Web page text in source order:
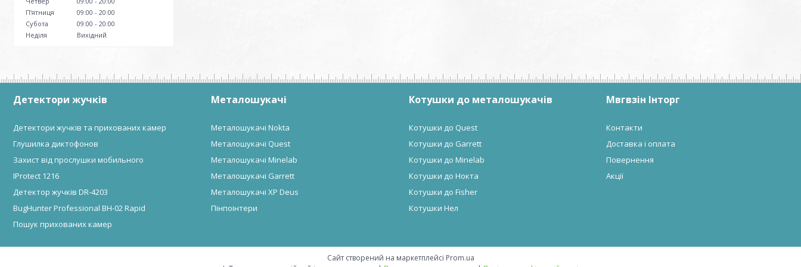
Пʼятниця
09:00
20:00
Субота
09:00
20:00
Неділя
Вихідний
Детектори жучків
Детектори жучків та прихованих камер
Глушилка диктофонов
Захист від прослушки мобильного
IProtect 1216
Детектор жучків DR-4203
BugHunter Professional BH-02 Rapid
Пошук прихованих камер
Металошукачі
Металошукачі Nokta
Металошукачі Quest
Металошукачі Minelab
Металошукачі Garrett
Металошукачі XP Deus
Пінпоінтери
Котушки до металошукачів
Котушки до Quest
Котушки до Garrett
Котушки до Minelab
Котушки до Нокта
Котушки до Fisher
Котушки Нел
Мвгвзін Інторг
Контакти
Доставка і оплата
Повернення
Акції
Сайт створений на маркетплейсі Prom.ua